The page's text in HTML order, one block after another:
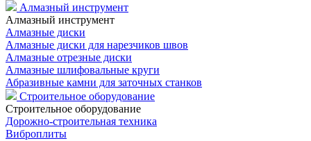
Алмазный инструмент
Алмазный инструмент
Алмазные диски
Алмазные диски для нарезчиков швов
Алмазные отрезные диски
Алмазные шлифовальные круги
Абразивные камни для заточных станков
Строительное оборудование
Строительное оборудование
Дорожно-строительная техника
Виброплиты